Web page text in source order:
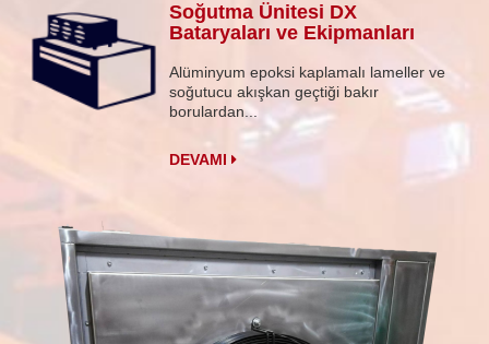
Soğutma Ünitesi DX
Bataryaları ve Ekipmanları
Alüminyum epoksi kaplamalı lameller ve
soğutucu akışkan geçtiği bakır
borulardan...
DEVAMI